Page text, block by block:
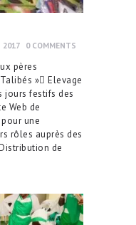
2017 0 COMMENTS
pères
» Elevage
jours festifs des
Web de
une
rôles auprès des
de